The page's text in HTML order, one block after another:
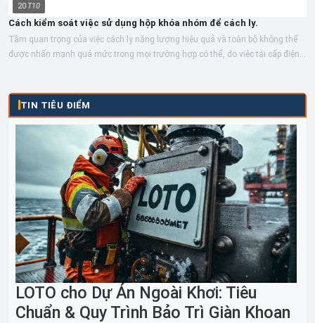
20 T10
Cách kiểm soát việc sử dụng hộp khóa nhóm để cách ly.
Tầm quan trọng của việc cách ly năng lượng hiệu quả và toàn bộ không thể
được nhấn mạnh quá mức trong mọi trường hợp có thể, do việc tái cấp điện
TIN TIÊU ĐIỂM
LOTO cho Dự Án Ngoài Khơi: Tiêu
Chuẩn & Quy Trình Bảo Trì Giàn Khoan